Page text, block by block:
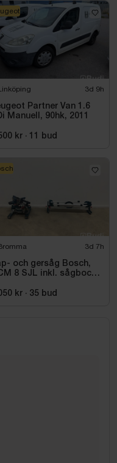
3d 9h
Partner Van 1.6
Manuell, 90hk, 2011
kr · 11 bud
3d 7h
och gersåg Bosch,
8 SJL inkl. sågbock
kr · 35 bud